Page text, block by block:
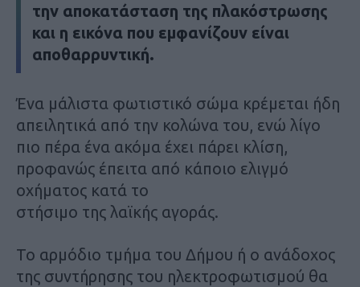
την αποκατάσταση της πλακόστρωσης
και η εικόνα που εμφανίζουν είναι
αποθαρρυντική.
Ένα μάλιστα φωτιστικό σώμα κρέμεται ήδη
απειλητικά από την κολώνα του, ενώ λίγο
πιο πέρα ένα ακόμα έχει πάρει κλίση,
προφανώς έπειτα από κάποιο ελιγμό
οχήματος κατά το
στήσιμο της λαϊκής αγοράς.
Το αρμόδιο τμήμα του Δήμου ή ο ανάδοχος
της συντήρησης του ηλεκτροφωτισμού θα